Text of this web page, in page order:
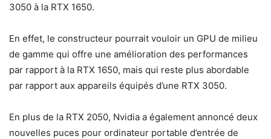
3050 à la RTX 1650.
En effet, le constructeur pourrait vouloir un GPU de milieu
de gamme qui offre une amélioration des performances
par rapport à la RTX 1650, mais qui reste plus abordable
par rapport aux appareils équipés d’une RTX 3050.
En plus de la RTX 2050, Nvidia a également annoncé deux
nouvelles puces pour ordinateur portable d’entrée de